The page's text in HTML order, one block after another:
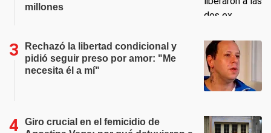
millones
Rechazó la libertad condicional y
pidió seguir preso por amor: "Me
necesita él a mí"
Giro crucial en el femicidio de